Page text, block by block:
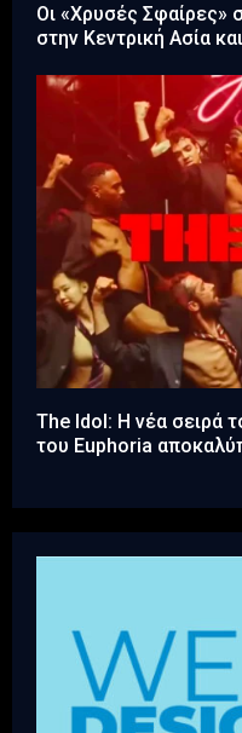
Οι «Χρυσές Σφαίρες»
στην Κεντρική Ασία
The Idol: Η νέα σειρά
του Euphoria